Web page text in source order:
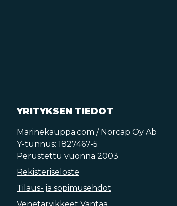
YRITYKSEN TIEDOT
Marinekauppa.com / Norcap Oy Ab
Y-tunnus: 1827467-5
Perustettu vuonna 2003
Rekisteriseloste
Tilaus- ja sopimusehdot